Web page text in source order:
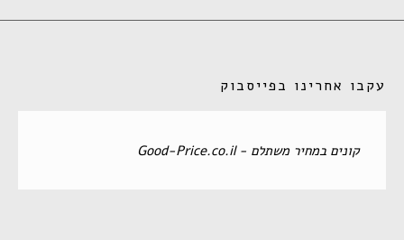
עקבו אחרינו בפייסבוק
‏קונים במחיר משתלם - Good-Price.co.il‏